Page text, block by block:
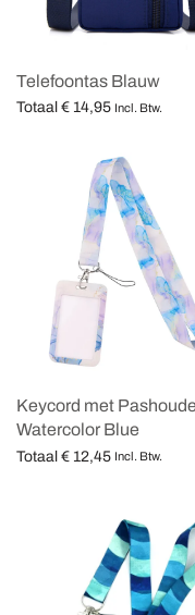
Telefoontas Blauw
Totaal € 14,95 Incl. Btw.
Keycord met
Watercolor Blue
Totaal € 12,45 Incl. Btw.